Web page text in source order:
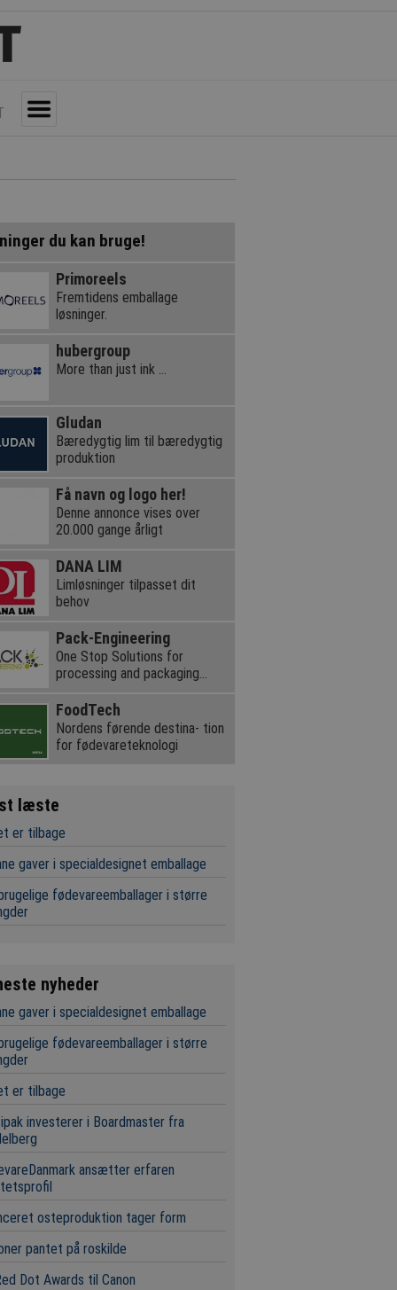
du kan bruge!
Primoreels
Fremtidens emballage
løsninger.
hubergroup
More than just ink …
Gludan
Bæredygtig lim til bæredygtig
produktion
Få navn og logo her!
Denne annonce vises over
20.000 gange årligt
DANA LIM
Limløsninger tilpasset dit
behov
Pack-Engineering
One Stop Solutions for
processing and packaging
FoodTech
Nordens førende destina- tion
for fødevareteknologi
læste
er tilbage
gaver i specialdesignet emballage
fødevareemballager i større
nyheder
gaver i specialdesignet emballage
fødevareemballager i større
er tilbage
investerer i Boardmaster fra
ansætter erfaren
osteproduktion tager form
pantet på roskilde
Dot Awards til Canon